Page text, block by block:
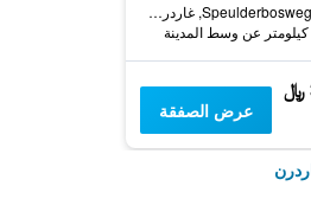
Speulderbosweg 54, غاردرن, مقاطعة خيلدرلند, هولندا
عرض الصفقة